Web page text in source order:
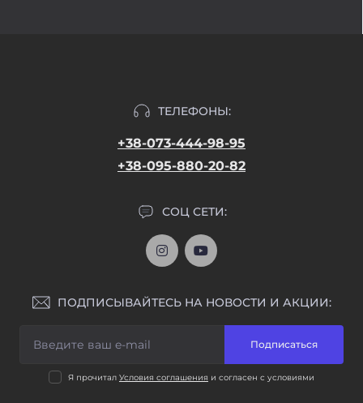
ТЕЛЕФОНЫ:
+38-073-444-98-95
+38-095-880-20-82
СОЦ СЕТИ:
ПОДПИСЫВАЙТЕСЬ НА НОВОСТИ И АКЦИИ:
Подписаться
Я прочитал Условия соглашения и согласен с условиями